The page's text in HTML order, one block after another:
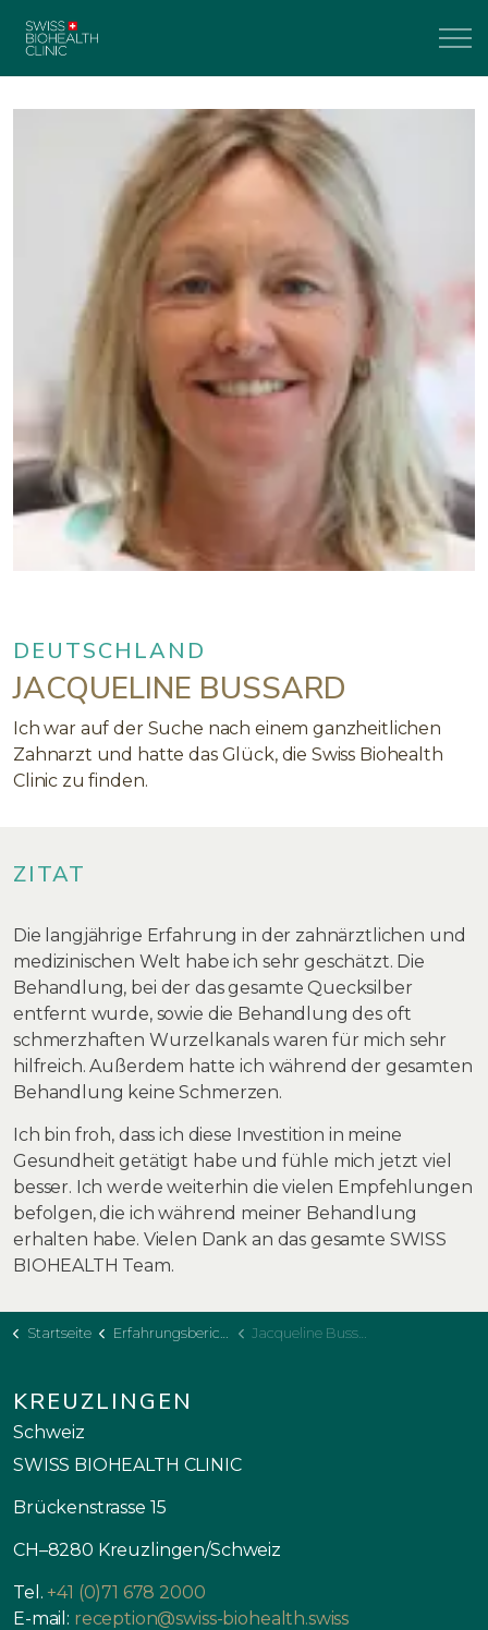
DEUTSCHLAND
JACQUELINE BUSSARD
Ich war auf der Suche nach einem ganzheitlichen
Zahnarzt und hatte das Glück, die Swiss Biohealth
Clinic zu finden.
ZITAT
Die langjährige Erfahrung in der zahnärztlichen und
medizinischen Welt habe ich sehr geschätzt. Die
Behandlung, bei der das gesamte Quecksilber
entfernt wurde, sowie die Behandlung des oft
schmerzhaften Wurzelkanals waren für mich sehr
hilfreich. Außerdem hatte ich während der gesamten
Behandlung keine Schmerzen.
Ich bin froh, dass ich diese Investition in meine
Gesundheit getätigt habe und fühle mich jetzt viel
besser. Ich werde weiterhin die vielen Empfehlungen
befolgen, die ich während meiner Behandlung
erhalten habe. Vielen Dank an das gesamte SWISS
BIOHEALTH Team.
Startseite Erfahrungsberichte Jacqueline Bussard
KREUZLINGEN
Schweiz
SWISS BIOHEALTH CLINIC
Brückenstrasse 15
CH–8280 Kreuzlingen/Schweiz
Tel. +41 (0)71 678 2000
E-mail: reception@swiss-biohealth.swiss